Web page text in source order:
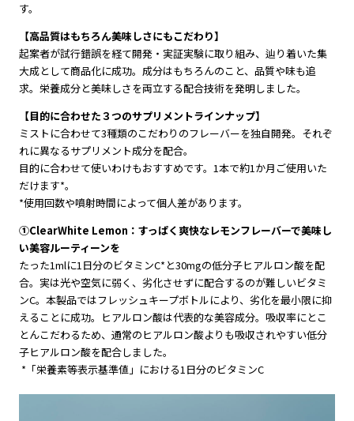
す。
【高品質はもちろん美味しさにもこだわり】
起案者が試行錯誤を経て開発・実証実験に取り組み、辿り着いた集
大成として商品化に成功。成分はもちろんのこと、品質や味も追
求。栄養成分と美味しさを両立する配合技術を発明しました。
【目的に合わせた３つのサプリメントラインナップ】
ミストに合わせて3種類のこだわりのフレーバーを独自開発。それぞ
れに異なるサプリメント成分を配合。
目的に合わせて使いわけもおすすめです。1本で約1か月ご使用いた
だけます*。
*使用回数や噴射時間によって個人差があります。
①ClearWhite Lemon：すっぱく爽快なレモンフレーバーで美味し
い美容ルーティーンを
たった1mlに1日分のビタミンC*と30mgの低分子ヒアルロン酸を配
合。実は光や空気に弱く、劣化させずに配合するのが難しいビタミ
ンC。本製品ではフレッシュキープボトルにより、劣化を最小限に抑
えることに成功。ヒアルロン酸は代表的な美容成分。吸収率にとこ
とんこだわるため、通常のヒアルロン酸よりも吸収されやすい低分
子ヒアルロン酸を配合しました。
*「栄養素等表示基準値」における1日分のビタミンC